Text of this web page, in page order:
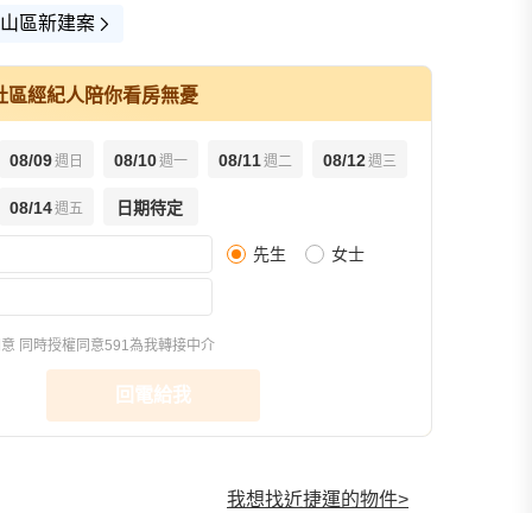
宣傳圖(1) 街景(1)
區新建案
區經紀人陪你看房無憂
08/09週日 08/10週一 08/11週二 08/12週三
08/14週五 日期待定
先生 女士
同時授權同意591為我轉接中介
回電給我
我想找近捷運的物件>